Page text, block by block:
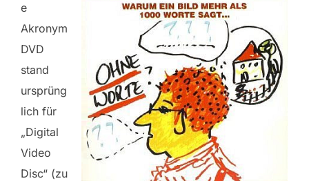
e
Akronym
DVD
stand
ursprüng
lich für
„Digital
Video
Disc“ (zu